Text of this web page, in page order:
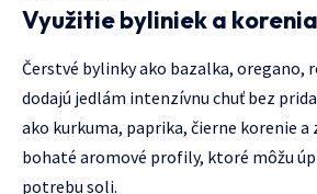
Využitie byliniek a korenia
Čerstvé bylinky ako bazalka, oregano,
dodajú jedlám intenzívnu chuť bez
ako kurkuma, paprika, čierne korenie a
bohaté aromové profily, ktoré môžu
potrebu soli.